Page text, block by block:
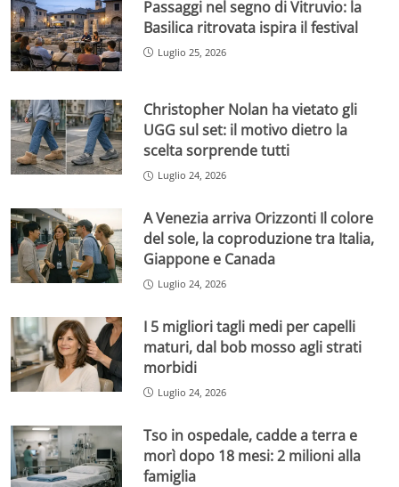
Passaggi nel segno di Vitruvio: la
Basilica ritrovata ispira il festival
Luglio 25, 2026
Christopher Nolan ha vietato gli
UGG sul set: il motivo dietro la
scelta sorprende tutti
Luglio 24, 2026
A Venezia arriva Orizzonti Il colore
del sole, la coproduzione tra Italia,
Giappone e Canada
Luglio 24, 2026
I 5 migliori tagli medi per capelli
maturi, dal bob mosso agli strati
morbidi
Luglio 24, 2026
Tso in ospedale, cadde a terra e
morì dopo 18 mesi: 2 milioni alla
famiglia